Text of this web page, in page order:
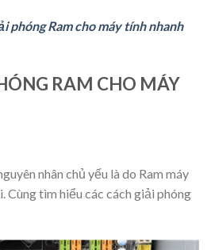
phóng Ram cho máy tính nhanh
RAM CHO MÁY
nhân chủ yếu là do Ram máy
Cùng tìm hiểu các cách giải phóng